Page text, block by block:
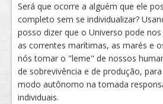
Será que ocorre a alguém que ele
completo sem se individualizar?
posso dizer que o Universo pode
as correntes marítimas, as marés e
nós tomar o "leme" de nossos
de sobrevivência e de produção,
modo autônomo na tomada
individuais.